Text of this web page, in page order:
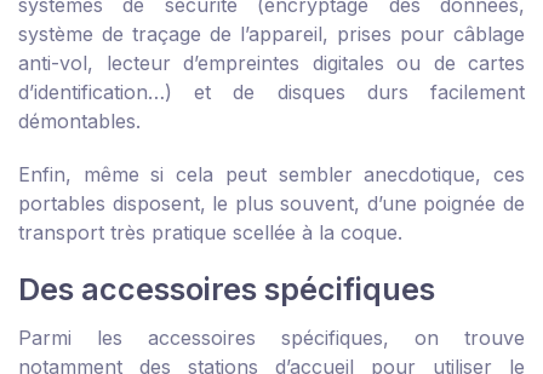
systèmes de sécurité (encryptage des données,
système de traçage de l’appareil, prises pour câblage
anti-vol, lecteur d’empreintes digitales ou de cartes
d’identification…) et de disques durs facilement
démontables.
Enfin, même si cela peut sembler anecdotique, ces
portables disposent, le plus souvent, d’une poignée de
transport très pratique scellée à la coque.
Des accessoires spécifiques
Parmi les accessoires spécifiques, on trouve
notamment des stations d’accueil pour utiliser le